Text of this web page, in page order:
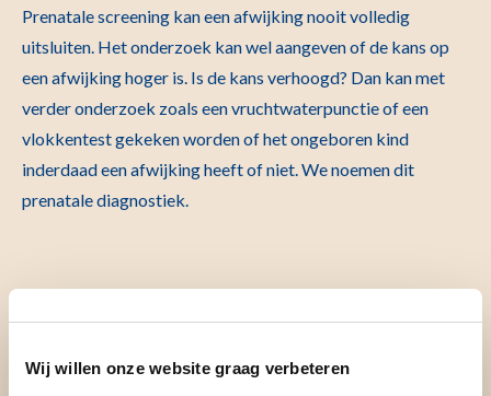
Wij willen onze website graag verbeteren
Prenatale screening kan een afwijking nooit volledig
uitsluiten. Het onderzoek kan wel aangeven of de kans op
een afwijking hoger is. Is de kans verhoogd? Dan kan met
verder onderzoek zoals een vruchtwaterpunctie of een
vlokkentest gekeken worden of het ongeboren kind
inderdaad een afwijking heeft of niet. We noemen dit
prenatale diagnostiek.